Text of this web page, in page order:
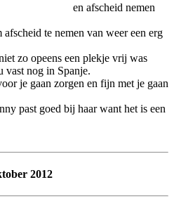
nemen
te nemen van weer een erg
zo opeens een plekje vrij was
vast nog in Spanje.
je gaan zorgen en fijn met je gaan
past goed bij haar want het is een
2012